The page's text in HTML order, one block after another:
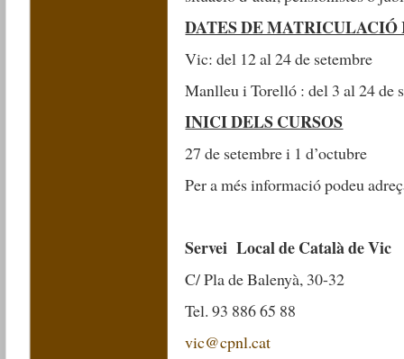
DATES DE MATRICULACIÓ
Vic: del 12 al 24 de setembre
Manlleu i Torelló : del 3 al 24 de
INICI DELS CURSOS
27 de setembre i 1 d’octubre
Per a més informació podeu
Servei Local de Català de Vic
C/ Pla de Balenyà, 30-32
Tel. 93 886 65 88
vic@cpnl.cat